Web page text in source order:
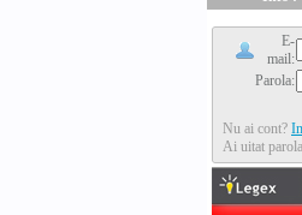
E-
mail:
Parola:
Nu ai cont?
Ai uitat